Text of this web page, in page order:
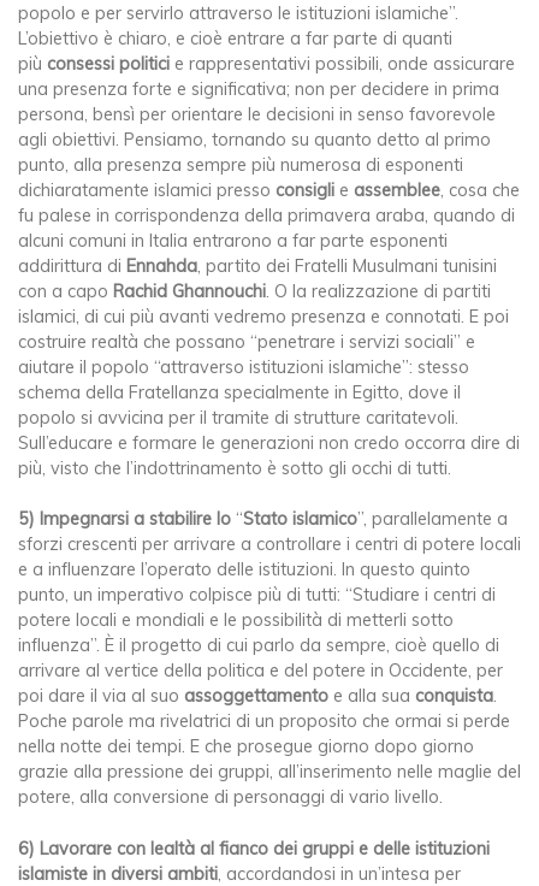
popolo e per servirlo attraverso le istituzioni islamiche”.
L’obiettivo è chiaro, e cioè entrare a far parte di quanti
più consessi politici e rappresentativi possibili, onde assicurare
una presenza forte e significativa; non per decidere in prima
persona, bensì per orientare le decisioni in senso favorevole
agli obiettivi. Pensiamo, tornando su quanto detto al primo
punto, alla presenza sempre più numerosa di esponenti
dichiaratamente islamici presso consigli e assemblee, cosa che
fu palese in corrispondenza della primavera araba, quando di
alcuni comuni in Italia entrarono a far parte esponenti
addirittura di Ennahda, partito dei Fratelli Musulmani tunisini
con a capo Rachid Ghannouchi. O la realizzazione di partiti
islamici, di cui più avanti vedremo presenza e connotati. E poi
costruire realtà che possano “penetrare i servizi sociali” e
aiutare il popolo “attraverso istituzioni islamiche”: stesso
schema della Fratellanza specialmente in Egitto, dove il
popolo si avvicina per il tramite di strutture caritatevoli.
Sull’educare e formare le generazioni non credo occorra dire di
più, visto che l’indottrinamento è sotto gli occhi di tutti.
5) Impegnarsi a stabilire lo “Stato islamico”, parallelamente a
sforzi crescenti per arrivare a controllare i centri di potere locali
e a influenzare l’operato delle istituzioni. In questo quinto
punto, un imperativo colpisce più di tutti: “Studiare i centri di
potere locali e mondiali e le possibilità di metterli sotto
influenza”. È il progetto di cui parlo da sempre, cioè quello di
arrivare al vertice della politica e del potere in Occidente, per
poi dare il via al suo assoggettamento e alla sua conquista.
Poche parole ma rivelatrici di un proposito che ormai si perde
nella notte dei tempi. E che prosegue giorno dopo giorno
grazie alla pressione dei gruppi, all’inserimento nelle maglie del
potere, alla conversione di personaggi di vario livello.
6) Lavorare con lealtà al fianco dei gruppi e delle istituzioni
islamiste in diversi ambiti, accordandosi in un’intesa per